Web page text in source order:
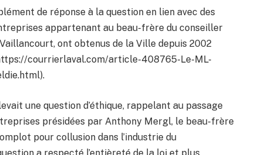
de réponse à la question en lien avec des
appartenant au beau-frère du conseiller
ont obtenus de la Ville depuis 2002
courrierlaval.com/article-408765-Le-ML-
une question d’éthique, rappelant au passage
présidées par Anthony Mergl, le beau-frère
pour collusion dans l’industrie du